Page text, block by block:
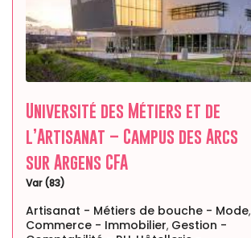
Université des Métiers et de
l’Artisanat – Campus des Arcs
sur Argens CFA
Var (83)
Artisanat - Métiers de bouche - Mode,
Commerce - Immobilier, Gestion -